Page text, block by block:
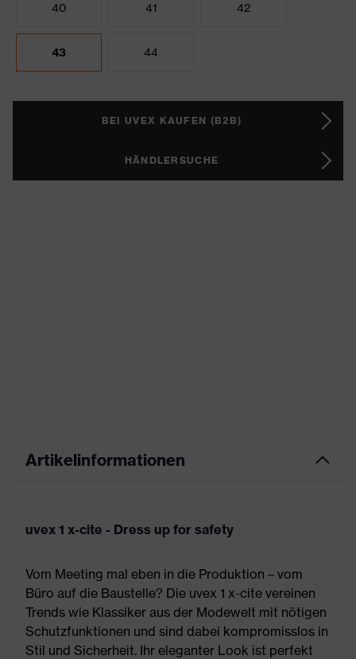
40 41 42
43 44
BEI UVEX KAUFEN (B2B)
HÄNDLERSUCHE
Artikelinformationen
uvex 1 x-cite - Dress up for safety
Vom Meeting mal eben in die Produktion – vom
Büro auf die Baustelle? Die uvex 1 x-cite vereinen
Trends wie Klassiker aus der Modewelt mit nötigen
Schutzfunktionen und sind dabei kompromisslos in
Stil und Sicherheit. Ihr eleganter Look ist perfekt